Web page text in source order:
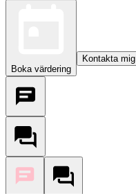
Boka värdering
Kontakta mig